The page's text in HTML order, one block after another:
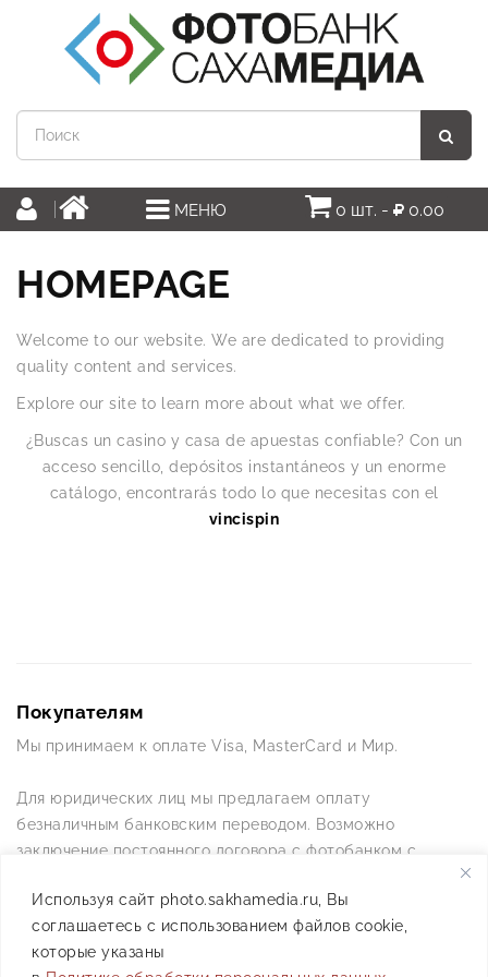
Используя сайт photo.sakhamedia.ru, Вы
соглашаетесь с использованием файлов cookie,
которые указаны
МЕНЮ 0 шт. - 0.00
HOMEPAGE
Welcome to our website. We are dedicated to providing
quality content and services.
Explore our site to learn more about what we offer.
¿Buscas un casino y casa de apuestas confiable? Con un
acceso sencillo, depósitos instantáneos y un enorme
catálogo, encontrarás todo lo que necesitas con el
vincispin
Покупателям
Мы принимаем к оплате Visa, MasterCard и Мир.
Для юридических лиц мы предлагаем оплату
безналичным банковским переводом. Возможно
заключение постоянного договора с фотобанком с
Позвоните нам по телефону +7(4112) 42-09-42 — и мы
ответим на все ваши вопросы